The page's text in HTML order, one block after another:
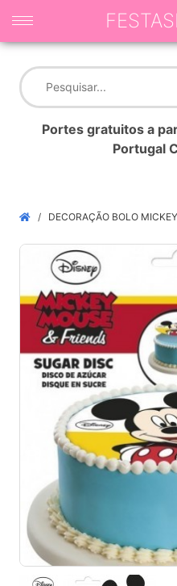
Portes gratuitos a
Portugal
DECORAÇÃO BOLO